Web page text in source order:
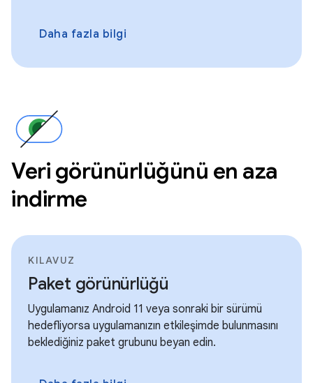
Daha fazla bilgi
Veri görünürlüğünü en aza
indirme
KILAVUZ
Paket görünürlüğü
Uygulamanız Android 11 veya sonraki bir sürümü
hedefliyorsa uygulamanızın etkileşimde bulunmasını
beklediğiniz paket grubunu beyan edin.